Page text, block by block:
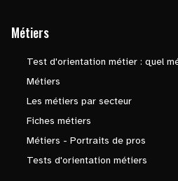
Métiers
Test d'orientation métier : quel
Métiers
Les métiers par secteur
Fiches métiers
Métiers - Portraits de pros
Tests d'orientation métiers